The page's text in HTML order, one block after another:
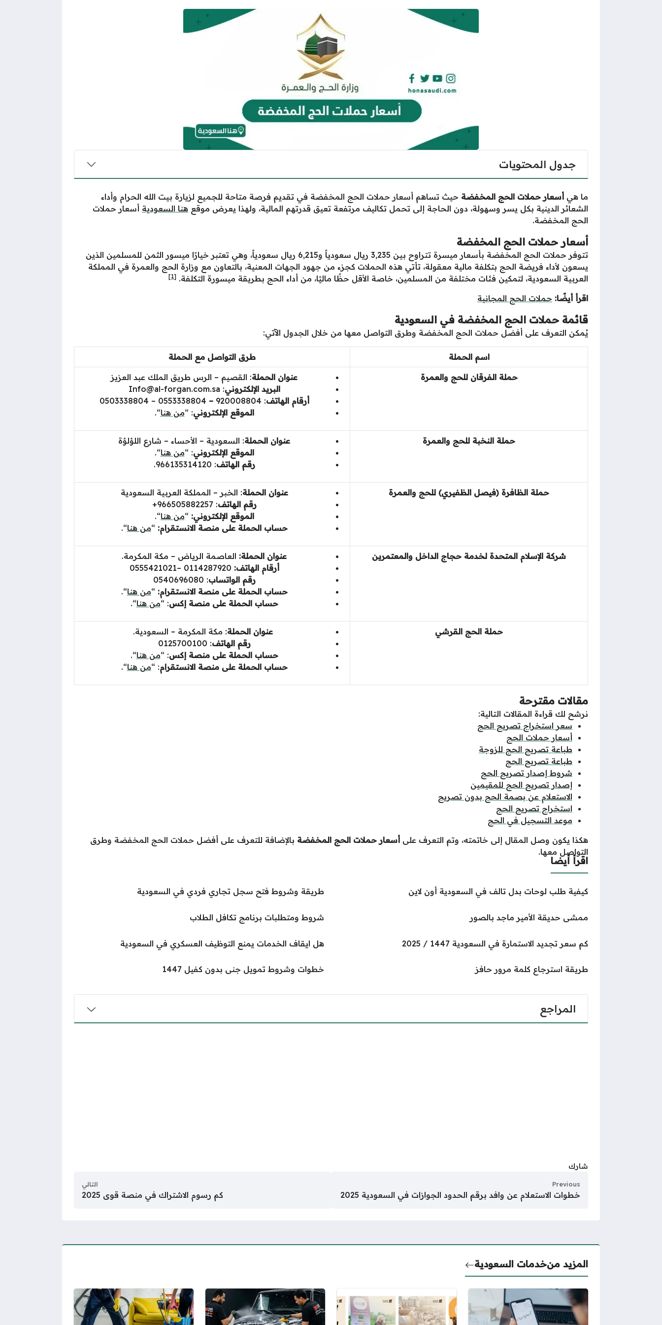
جدول المحتويات
ما هي أسعار حملات الحج المخفضة حيث تساهم أسعار حملات الحج المخفضة في تقديم فرصة متاحة للجميع لزيارة بيت الله الحرام وأداء
الشعائر الدينية بكل يسر وسهولة، دون الحاجة إلى تحمل تكاليف مرتفعة تعيق قدرتهم المالية، ولهذا يعرض موقع هنا السعودية أسعار حملات
الحج المخفضة.
أسعار حملات الحج المخفضة
تتوفر حملات الحج المخفضة بأسعار ميسرة تتراوح بين 3,235 ريال سعودياً و6,215 ريال سعودياً، وهي تعتبر خيارًا ميسور الثمن للمسلمين الذين
يسعون لأداء فريضة الحج بتكلفة مالية معقولة، تأتي هذه الحملات كجزء من جهود الجهات المعنية، بالتعاون مع وزارة الحج والعمرة في المملكة
العربية السعودية، لتمكين فئات مختلفة من المسلمين، خاصة الأقل حظًا ماليًا، من أداء الحج بطريقة ميسورة التكلفة. [1]
اقرأ أيضًا: حملات الحج المجانية
قائمة حملات الحج المخفضة في السعودية
يُمكن التعرف على أفضل حملات الحج المخفضة وطرق التواصل معها من خلال الجدول الآتي:
اسم الحملة طرق التواصل مع الحملة
حملة الفرقان للحج والعمرة عنوان الحملة: القصيم – الرس طريق الملك عبد العزيز
البريد الإلكتروني:
Info@al-forgan.com.sa
أرقام الهاتف: 920008804
–
0553338804 – 0503338804
الموقع الإلكتروني: “من هنا“.
حملة النخبة للحج والعمرة عنوان الحملة: السعودية – الأحساء – شارع اللؤلؤة
الموقع الإلكتروني: “من هنا“.
رقم الهاتف:
966135314120
.
حملة الظافرة (فيصل الظفيري) للحج والعمرة عنوان الحملة: الخبر – المملكة العربية السعودية
رقم الهاتف:
966505882257+
الموقع الإلكتروني: “من هنا“.
حساب الحملة على منصة الانستقرام: “من هنا“.
شركة الإسلام المتحدة لخدمة حجاج الداخل والمعتمرين عنوان الحملة: العاصمة الرياض – مكة المكرمة.
أرقام الهاتف:
0555421021
رقم الواتساب: 0540696080
حساب الحملة على منصة الانستقرام: “من هنا“.
حساب الحملة على منصة إكس: “من هنا“.
حملة الحج القرشي عنوان الحملة: مكة المكرمة – السعودية.
رقم الهاتف:
0125700100
حساب الحملة على منصة إكس: “من هنا“.
حساب الحملة على منصة الانستقرام: “من هنا“.
مقالات مقترحة
نرشح لك قراءة المقالات التالية:
سعر استخراج تصريح الحج
أسعار حملات الحج
طباعة تصريح الحج للزوجة
طباعة تصريح الحج
شروط إصدار تصريح الحج
إصدار تصريح الحج للمقيمين
الاستعلام عن بصمة الحج بدون تصريح
استخراج تصريح الحج
موعد التسجيل في الحج
هكذا يكون وصل المقال إلى خاتمته، وتم التعرف على أسعار حملات الحج المخفضة بالإضافة للتعرف على أفضل حملات الحج المخفضة وطرق
التواصل معها.
اقرأ أيضا
كيفية طلب لوحات بدل تالف في السعودية أون لاين طريقة وشروط فتح سجل تجاري فردي في السعودية
ممشى حديقة الأمير ماجد بالصور شروط ومتطلبات برنامج تكافل الطلاب
كم سعر تجديد الاستمارة في السعودية 1447 / 2025 هل ايقاف الخدمات يمنع التوظيف العسكري في السعودية
طريقة استرجاع كلمة مرور حافز خطوات وشروط تمويل جنى بدون كفيل 1447
المراجع
شارك
Previous
خطوات الاستعلام عن وافد برقم الحدود الجوازات في السعودية 2025
التالي
كم رسوم الاشتراك في منصة قوى 2025
المزيد منخدمات السعودية